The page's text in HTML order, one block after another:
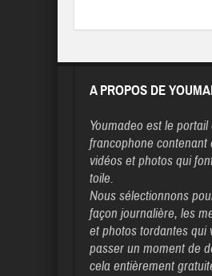
A PROPOS DE
Youmadeo est le portail
francophone contenant
vidéos et photos qui
toile.
Nous sélectionnons
façon journalière, les
et photos tordantes qui
passer un moment de
cela entièrement